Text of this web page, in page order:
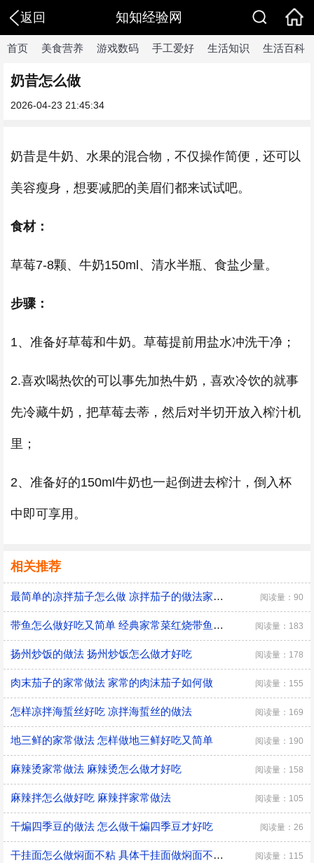
返回 知知经验网
首页 美食营养 游戏数码 手工爱好 生活知识 生活百科
奶昔怎么做
2026-04-23 21:45:34
奶昔是牛奶、水果的混合物，不仅操作简便，还可以
美容瘦身，想要减肥的美眉们都来试试吧。
食材：
草莓7-8颗、牛奶150ml、清水半瓶、食盐少量。
步骤：
1、准备好草莓和牛奶。草莓提前用盐水冲洗干净；
2.喜欢喝热饮的可以事先加热牛奶，喜欢冷饮的就事
先冷藏牛奶，把草莓去蒂，然后对半切开放入榨汁机
里；
2、准备好的150ml牛奶也一起倒进去榨汁，倒入杯
中即可享用。
相关推荐
最简单的凉拌茄子怎么做 凉拌茄子的做法家常窍门 阅读量：90
带鱼怎么做好吃又简单 经典家常菜红烧带鱼的做法 阅读量：183
扬州炒饭的做法 扬州炒饭怎么做才好吃 阅读量：178
肉末茄子的家常做法 家常的肉沫茄子如何做 阅读量：155
怎样凉拌海蜇丝好吃 凉拌海蜇丝的做法 阅读量：169
地三鲜的家常做法 怎样做地三鲜好吃又简单 阅读量：190
麻辣烫家常做法 麻辣烫怎么做才好吃 阅读量：158
麻辣拌怎么做好吃 麻辣拌家常做法 阅读量：105
干煸四季豆的做法 怎么做干煸四季豆才好吃 阅读量：26
干挂面怎么做焖面不粘 具体干挂面做焖面不粘的方法 阅读量：115